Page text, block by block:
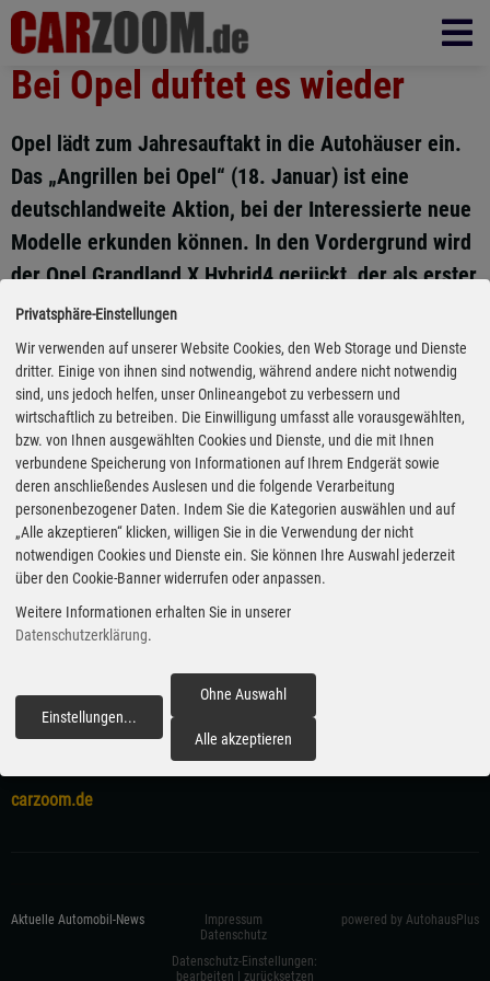
Bei Opel duftet es wieder
Opel lädt zum Jahresauftakt in die Autohäuser ein.
Das „Angrillen bei Opel“ (18. Januar) ist eine
deutschlandweite Aktion, bei der Interessierte neue
Modelle erkunden können. In den Vordergrund wird
der Opel Grandland X Hybrid4 gerückt, der als erster
Plug-in-Hybrid von Opel Premiere feiert. Auch die
Ende 2019 vorgestellte sechste Corsa-Generation
steht Besuchern zur Verfügung. Kunden, die einen
Astra, Crossland X oder Grandland X kaufen,
erhalten drei Jahre Garantie und Mobilitätsservice
sowie drei Inspektionen kostenlos. (ampnet/deg)
Veröffentlicht am 07.01.2020
Unternehmen Opel
Angrillen 2020
Grandland X Hybrid4
Corsa Astra
carzoom.de
Aktuelle Automobil-News
Impressum
Datenschutz
Datenschutz-Einstellungen:
bearbeiten | zurücksetzen
powered by AutohausPlus
Privatsphäre-Einstellungen
Wir verwenden auf unserer Website Cookies, den Web Storage und Dienste
dritter. Einige von ihnen sind notwendig, während andere nicht notwendig
sind, uns jedoch helfen, unser Onlineangebot zu verbessern und
wirtschaftlich zu betreiben. Die Einwilligung umfasst alle vorausgewählten,
bzw. von Ihnen ausgewählten Cookies und Dienste, und die mit Ihnen
verbundene Speicherung von Informationen auf Ihrem Endgerät sowie
deren anschließendes Auslesen und die folgende Verarbeitung
personenbezogener Daten. Indem Sie die Kategorien auswählen und auf
„Alle akzeptieren“ klicken, willigen Sie in die Verwendung der nicht
notwendigen Cookies und Dienste ein. Sie können Ihre Auswahl jederzeit
über den Cookie-Banner widerrufen oder anpassen.
Weitere Informationen erhalten Sie in unserer
Datenschutzerklärung.
Einstellungen...
Ohne Auswahl
Alle akzeptieren